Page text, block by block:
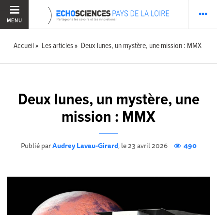
MENU
Accueil Les articles Deux lunes, un mystère, une mission : MMX
Deux lunes, un mystère, une
mission : MMX
Publié parAudrey Lavau-Girard, le 23 avril 2026 490